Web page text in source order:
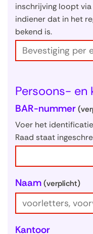
e
g
e
s
inschrijving loopt
indiener dat in het
bekend is.
Persoons- en
BAR-nummer
Voer het
Raad staat
Naam (verplicht)
Kantoor